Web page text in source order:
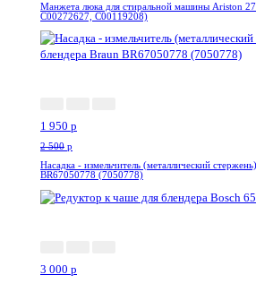
Манжета люка для стиральной машины Ariston
C00272627, C00119208)
1 950 p
2 500 p
Насадка - измельчитель (металлический
BR67050778 (7050778)
3 000 p